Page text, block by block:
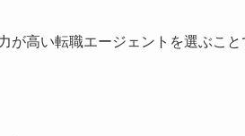
が高い転職エージェントを選ぶこ